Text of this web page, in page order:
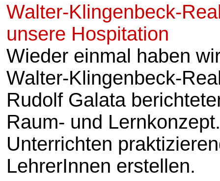
Walter-Klingenbeck-
unsere Hospitation
Wieder einmal haben
Walter-Klingenbeck-
Rudolf Galata
Raum- und
Unterrichten
LehrerInnen erstellen.